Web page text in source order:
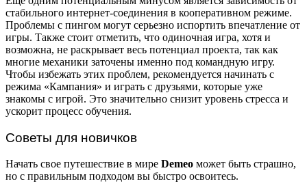
стабильного интернет-соединения в кооперативном режиме.
Проблемы с пингом могут серьезно испортить впечатление от
игры. Также стоит отметить, что одиночная игра, хотя и
возможна, не раскрывает весь потенциал проекта, так как
многие механики заточены именно под командную игру.
Чтобы избежать этих проблем, рекомендуется начинать с
режима «Кампания» и играть с друзьями, которые уже
знакомы с игрой. Это значительно снизит уровень стресса и
ускорит процесс обучения.
Советы для новичков
Начать свое путешествие в мире Demeo может быть страшно,
но с правильным подходом вы быстро освоитесь.